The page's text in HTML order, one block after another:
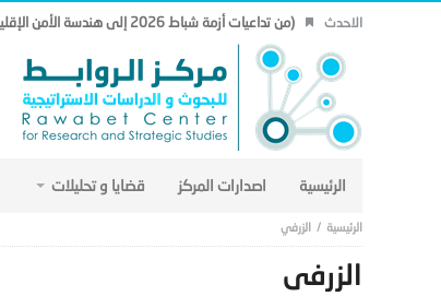
الاحدث (من تداعيات أزمة شباط 2026 إلى هندسة الأمن الإقليمي: اتفاق مكة نموذجاً.. (19)
الرئيسية اصدارات المركز قضايا و تحليلات
الزرفي
الزرفي